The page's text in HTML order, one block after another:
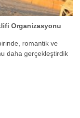
Organizasyonu
romantik ve
daha gerçekleştirdik